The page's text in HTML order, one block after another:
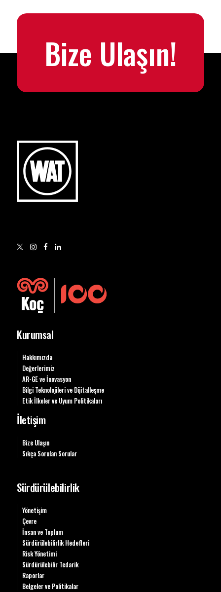
Bize Ulaşın!
Kurumsal
Hakkımızda
Değerlerimiz
AR-GE ve İnovasyon
Bilgi Teknolojileri ve Dijitalleşme
Etik İlkeler ve Uyum Politikaları
İletişim
Bize Ulaşın
Sıkça Sorulan Sorular
Sürdürülebilirlik
Yönetişim
Çevre
İnsan ve Toplum
Sürdürülebilirlik Hedefleri
Risk Yönetimi
Sürdürülebilir Tedarik
Raporlar
Belgeler ve Politikalar